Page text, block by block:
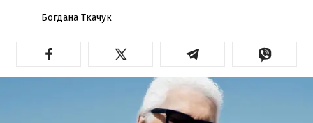
Богдана Ткачук